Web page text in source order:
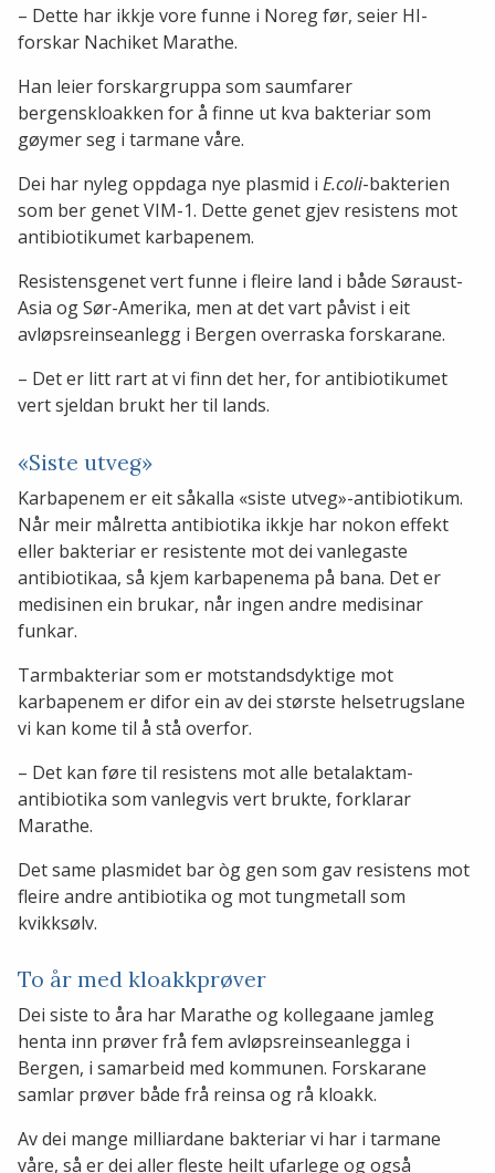
– Dette har ikkje vore funne i Noreg før, seier HI-
forskar Nachiket Marathe.
Han leier forskargruppa som saumfarer
bergenskloakken for å finne ut kva bakteriar som
gøymer seg i tarmane våre.
Dei har nyleg oppdaga nye plasmid i E.coli-bakterien
som ber genet VIM-1. Dette genet gjev resistens mot
antibiotikumet karbapenem.
Resistensgenet vert funne i fleire land i både Søraust-
Asia og Sør-Amerika, men at det vart påvist i eit
avløpsreinseanlegg i Bergen overraska forskarane.
– Det er litt rart at vi finn det her, for antibiotikumet
vert sjeldan brukt her til lands.
«Siste utveg»
Karbapenem er eit såkalla «siste utveg»-antibiotikum.
Når meir målretta antibiotika ikkje har nokon effekt
eller bakteriar er resistente mot dei vanlegaste
antibiotikaa, så kjem karbapenema på bana. Det er
medisinen ein brukar, når ingen andre medisinar
funkar.
Tarmbakteriar som er motstandsdyktige mot
karbapenem er difor ein av dei største helsetrugslane
vi kan kome til å stå overfor.
– Det kan føre til resistens mot alle betalaktam-
antibiotika som vanlegvis vert brukte, forklarar
Marathe.
Det same plasmidet bar òg gen som gav resistens mot
fleire andre antibiotika og mot tungmetall som
kvikksølv.
To år med kloakkprøver
Dei siste to åra har Marathe og kollegaane jamleg
henta inn prøver frå fem avløpsreinseanlegga i
Bergen, i samarbeid med kommunen. Forskarane
samlar prøver både frå reinsa og rå kloakk.
Av dei mange milliardane bakteriar vi har i tarmane
våre, så er dei aller fleste heilt ufarlege og også